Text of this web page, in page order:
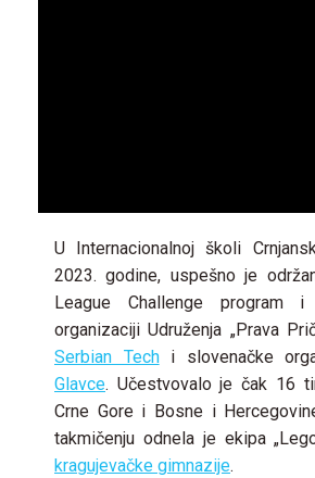
U Internacionalnoj školi
2023. godine, uspešno je
League Challenge program i
organizaciji Udruženja „Prava
Serbian Techi slovenačke
Glavce. Učestvovalo je čak 16
Crne Gore i Bosne i
takmičenju odnela je ekipa
kragujevačke gimnazije.